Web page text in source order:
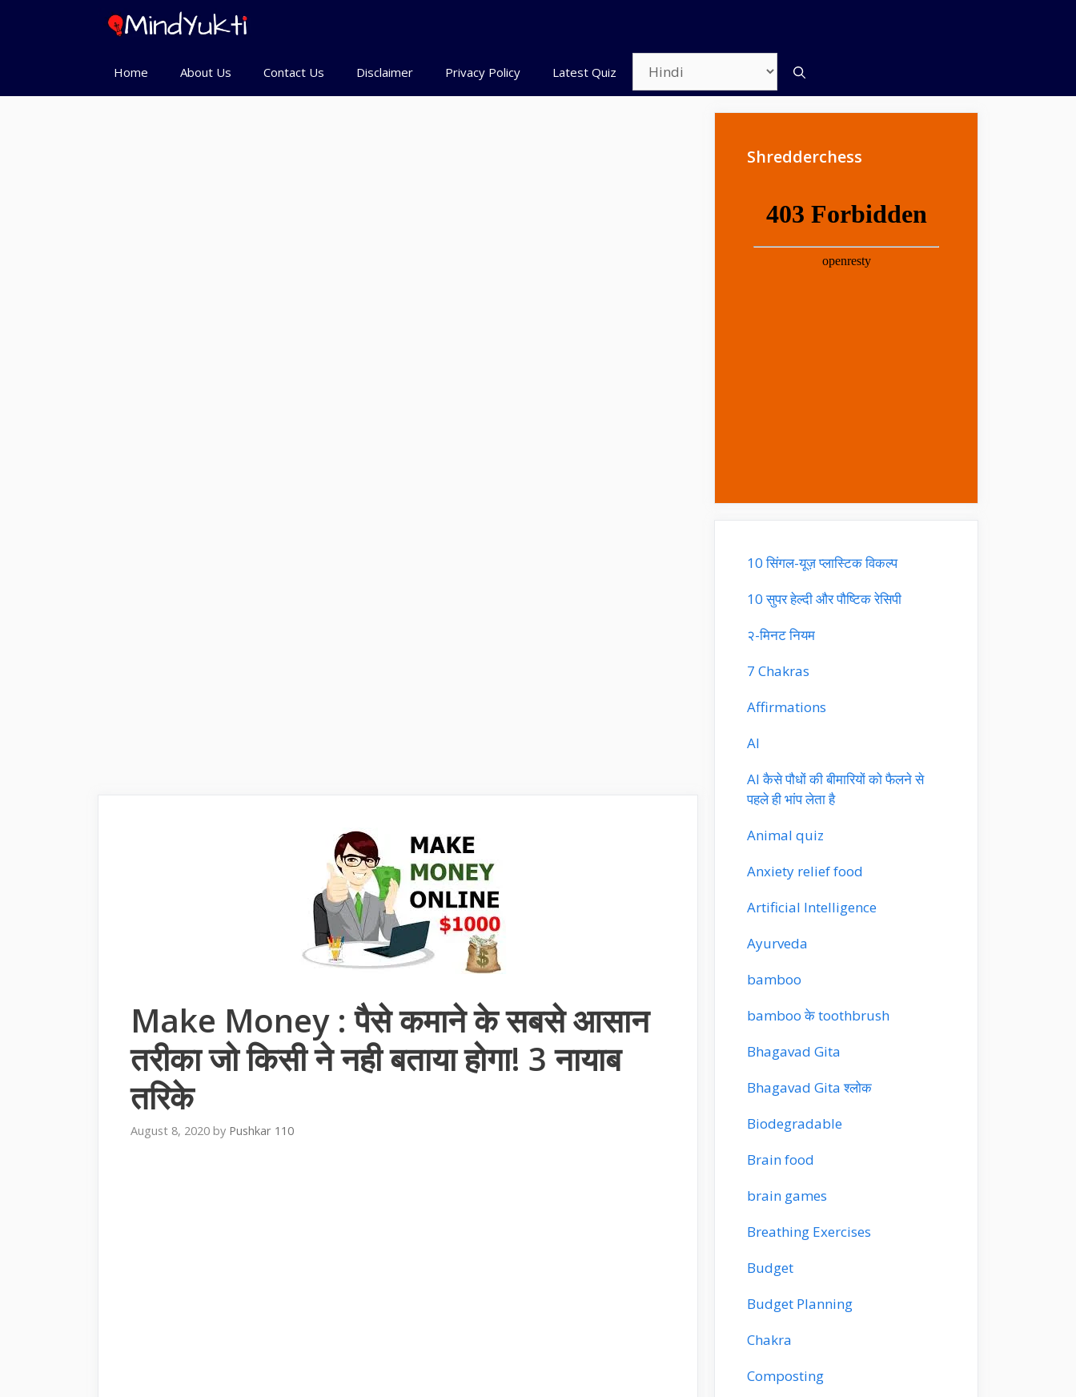
Home About Us Contact Us Disclaimer Privacy Policy Latest Quiz
Make Money : पैसे कमाने के सबसे आसान
तरीका जो किसी ने नही बताया होगा! 3 नायाब
तरिके
August 8, 2020 by Pushkar 110
Shredderchess
10 सिंगल-यूज़ प्लास्टिक विकल्प
10 सुपर हेल्दी और पौष्टिक रेसिपी
२-मिनट नियम
7 Chakras
Affirmations
AI
AI कैसे पौधों की बीमारियों को फैलने से
पहले ही भांप लेता है
Animal quiz
Anxiety relief food
Artificial Intelligence
Ayurveda
bamboo
bamboo के toothbrush
Bhagavad Gita
Bhagavad Gita श्लोक
Biodegradable
Brain food
brain games
Breathing Exercises
Budget
Budget Planning
Chakra
Composting